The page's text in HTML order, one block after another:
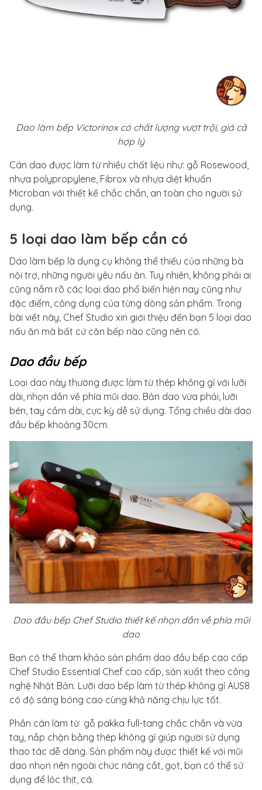
Dao làm bếp Victorinox có chất lượng vượt trội, giá cả
hợp lý
Cán dao được làm từ nhiều chất liệu như: gỗ Rosewood,
nhựa polypropylene, Fibrox và nhựa diệt khuẩn
Microban với thiết kế chắc chắn, an toàn cho người sử
dụng.
5 loại dao làm bếp cần có
Dao làm bếp là dụng cụ không thể thiếu của những bà
nội trợ, những người yêu nấu ăn. Tuy nhiên, không phải ai
cũng nắm rõ các loại dao phổ biến hiện nay cũng như
đặc điểm, công dụng của từng dòng sản phẩm. Trong
bài viết này, Chef Studio xin giới thiệu đến bạn 5 loại dao
nấu ăn mà bất cứ căn bếp nào cũng nên có.
Dao đầu bếp
Loại dao này thường được làm từ thép không gỉ với lưỡi
dài, nhọn dần về phía mũi dao. Bản dao vừa phải, lưỡi
bén, tay cầm dài, cực kỳ dễ sử dụng. Tổng chiều dài dao
đầu bếp khoảng 30cm.
Dao đầu bếp Chef Studio thiết kế nhọn dần về phía mũi
dao
Bạn có thể tham khảo sản phẩm dao đầu bếp cao cấp
Chef Studio Essential Chef cao cấp, sản xuất theo công
nghệ Nhật Bản. Lưỡi dao bếp làm từ thép không gỉ AUS8
có độ sáng bóng cao cùng khả năng chịu lực tốt.
Phần cán làm từ gỗ pakka full-tang chắc chắn và vừa
tay, nắp chặn bằng thép không gỉ giúp người sử dụng
thao tác dễ dàng. Sản phẩm này được thiết kế với mũi
dao nhọn nên ngoài chức năng cắt, gọt, bạn có thể sử
dụng để lóc thịt, cá.